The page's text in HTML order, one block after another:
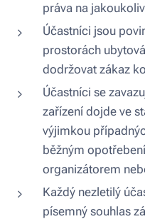
práva na
Účastníci jsou
prostorách
dodržovat zákaz
Účastníci se
zařízení dojde ve
výjimkou
běžným
organizátorem
Každý nezletilý
písemný souhlas